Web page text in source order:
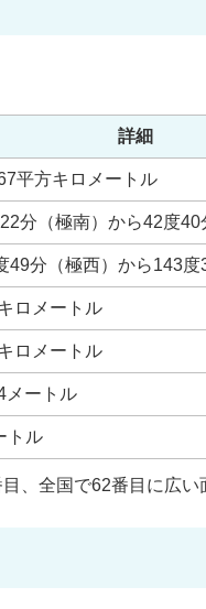
詳細
平方キロメートル
分（極南）から42度40
49分（極西）から143度
ロメートル
ロメートル
メートル
トル
、全国で62番目に広い